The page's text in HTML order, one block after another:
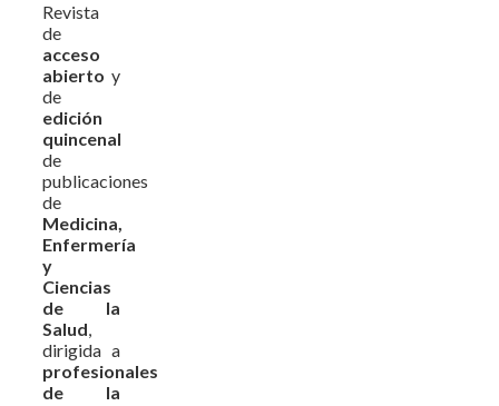
Revista
de
acceso
abierto y
de
edición
quincenal
de
publicaciones
de
Medicina,
Enfermería
y
Ciencias
de la
Salud,
dirigida a
profesionales
de la